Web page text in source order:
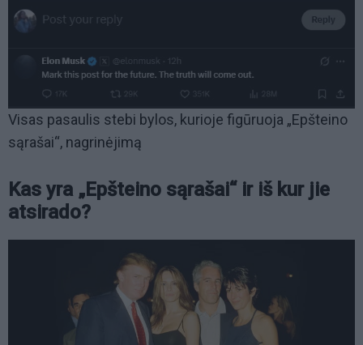
Visas pasaulis stebi bylos, kurioje figūruoja „Epšteino
sąrašai“, nagrinėjimą
Kas yra „Epšteino sąrašai“ ir iš kur jie
atsirado?